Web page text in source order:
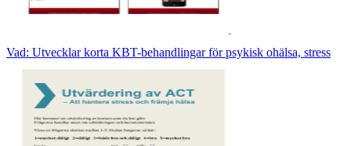
Vad: Utvecklar korta KBT-behandlingar för psykisk ohälsa, stress